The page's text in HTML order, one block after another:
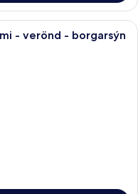
herbergi með tvíbreiðu
- verönd - borgarsýn